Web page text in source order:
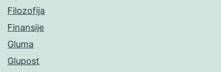
Filozofija
Finansije
Gluma
Glupost